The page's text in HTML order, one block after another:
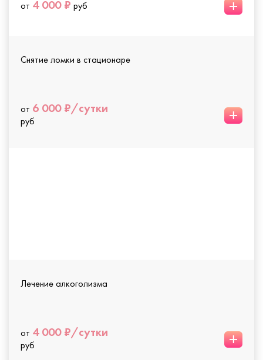
от 4 000 ₽ руб +
Снятие ломки в стационаре
от 6 000 ₽/сутки
руб +
Лечение алкоголизма
от 4 000 ₽/сутки
руб +